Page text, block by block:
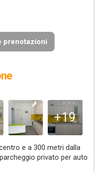
prenotazioni
+19
e a 300 metri dalla
privato per auto